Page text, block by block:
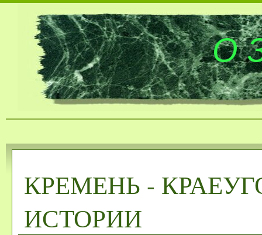
О
КРЕМЕНЬ -
ИСТОРИИ